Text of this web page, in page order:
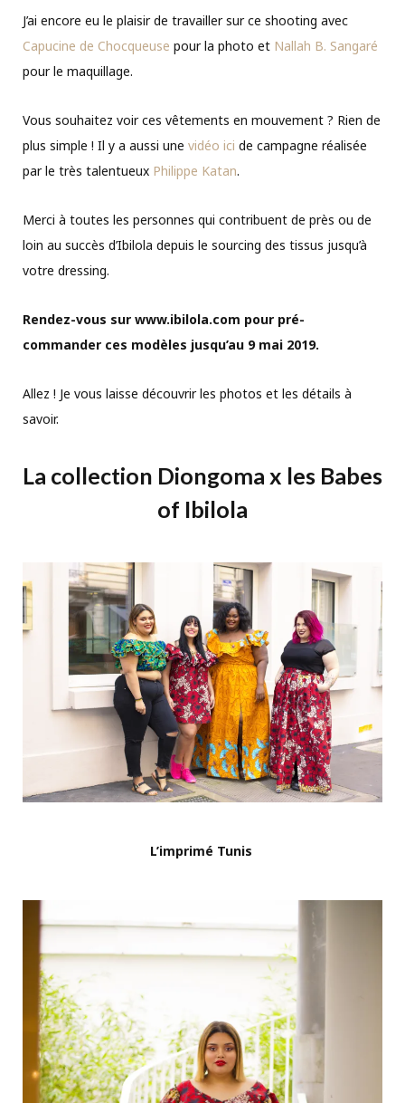
J’ai encore eu le plaisir de travailler sur ce shooting avec
Capucine de Chocqueuse pour la photo et Nallah B. Sangaré
pour le maquillage.
Vous souhaitez voir ces vêtements en mouvement ? Rien de
plus simple ! Il y a aussi une vidéo ici de campagne réalisée
par le très talentueux Philippe Katan.
Merci à toutes les personnes qui contribuent de près ou de
loin au succès d’Ibilola depuis le sourcing des tissus jusqu’à
votre dressing.
Rendez-vous sur www.ibilola.com pour pré-
commander ces modèles jusqu’au 9 mai 2019.
Allez ! Je vous laisse découvrir les photos et les détails à
savoir.
La collection Diongoma x les Babes
of Ibilola
L’imprimé Tunis